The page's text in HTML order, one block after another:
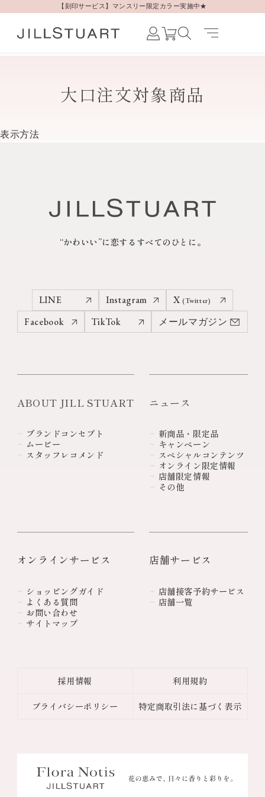
【刻印サービス】マンスリー限定カラー実施中★
Japanese /
JAPAN
Korean /
大口注文対象商品
表示方法
“かわいい”に恋するすべてのひとに。
LINE Instagram X (Twitter)
Facebook TikTok メールマガジン
ABOUT JILL STUART
ブランドコンセプト
ムービー
スタッフレコメンド
ニュース
新商品・限定品
キャンペーン
スペシャルコンテンツ
オンライン限定情報
店舗限定情報
その他
オンラインサービス
ショッピングガイド
よくある質問
お問い合わせ
サイトマップ
店舗サービス
店舗接客予約サービス
店舗一覧
採用情報
プライバシーポリシー
利用規約
特定商取引法に基づく表示